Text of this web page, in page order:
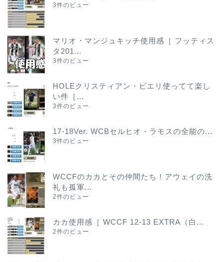
3件のビュー
マリオ・マンジュキッチ使用感［ フッティス
タ201...
3件のビュー
HOLEクリスティアン・ビエリ使ってて楽し
い件［...
3件のビュー
17-18Ver. WCBセルヒオ・ラモスの全能の...
3件のビュー
WCCFのカカとその仲間たち！アウェイの洗
礼も孤軍...
2件のビュー
カカ使用感［ WCCF 12-13 EXTRA（白...
2件のビュー